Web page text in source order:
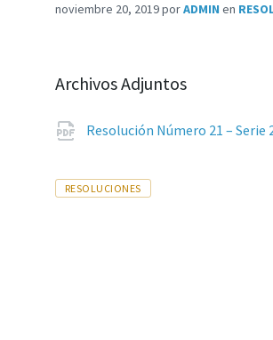
noviembre 20, 2019porADMIN en
Archivos Adjuntos
Resolución Número 21 –
Tags
RESOLUCIONES